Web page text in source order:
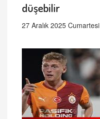
düşebilir
27 Aralık 2025 Cumartesi